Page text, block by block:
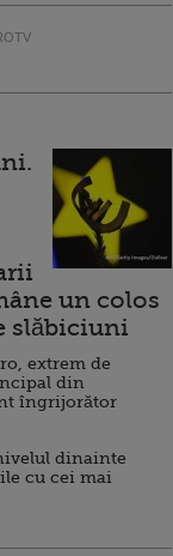
un colos
slăbiciuni
extrem de
din
îngrijorător
dinainte
cu cei mai